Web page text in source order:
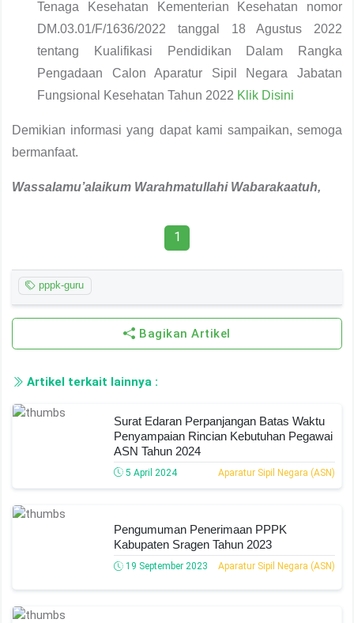
Tenaga Kesehatan Kementerian Kesehatan nomor
DM.03.01/F/1636/2022 tanggal 18 Agustus 2022
tentang Kualifikasi Pendidikan Dalam Rangka
Pengadaan Calon Aparatur Sipil Negara Jabatan
Fungsional Kesehatan Tahun 2022 Klik Disini
Demikian informasi yang dapat kami sampaikan, semoga
bermanfaat.
Wassalamu’alaikum Warahmatullahi Wabarakaatuh,
1
pppk-guru
Bagikan Artikel
Artikel terkait lainnya :
Surat Edaran Perpanjangan Batas Waktu
Penyampaian Rincian Kebutuhan Pegawai
ASN Tahun 2024
5 April 2024 Aparatur Sipil Negara (ASN)
Pengumuman Penerimaan PPPK
Kabupaten Sragen Tahun 2023
19 September 2023 Aparatur Sipil Negara (ASN)